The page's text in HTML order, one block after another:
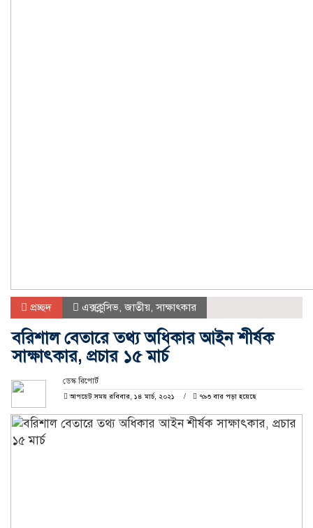
প্রচ্ছদ এক্সক্লুসিভ,জাতীয়,সাক্ষাৎকার
বরিশাল বেতারে তথ্য অধিকার আইন শীর্ষক
সাক্ষাৎকার, প্রচার ১৫ মার্চ
ডেস্ক রিপোর্ট
আপডেট সময় রবিবার, ১৪ মার্চ, ২০২১
৭৯৩ বার পড়া হয়েছে